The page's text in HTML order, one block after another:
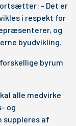
- Det er
i respekt for
og
byudvikling.
byrum
alle medvirke
og
suppleres af